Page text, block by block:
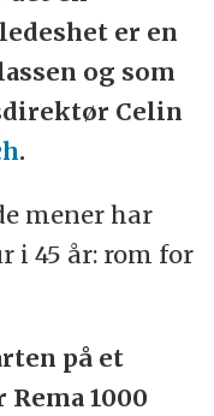
er en
og som
Celin
.
mener har
i 45 år: rom for
på et
1000